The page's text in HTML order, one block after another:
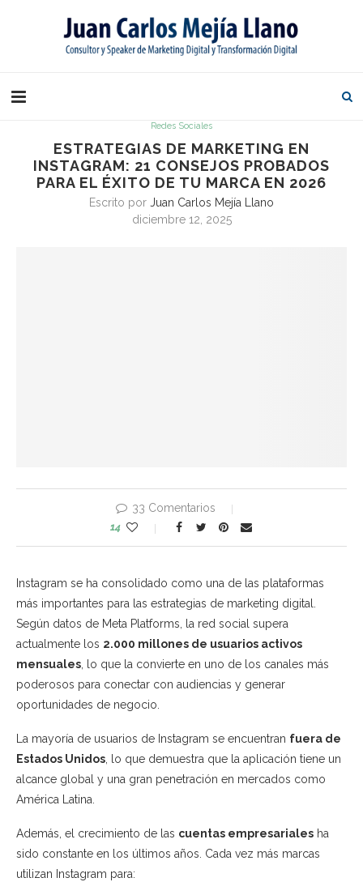
Redes Sociales
ESTRATEGIAS DE MARKETING EN
INSTAGRAM: 21 CONSEJOS PROBADOS
PARA EL ÉXITO DE TU MARCA EN 2026
Escrito por Juan Carlos Mejía Llano
diciembre 12, 2025
33 Comentarios
14
Instagram se ha consolidado como una de las plataformas
más importantes para las estrategias de marketing digital.
Según datos de Meta Platforms , la red social supera
actualmente los 2.000 millones de usuarios activos
mensuales , lo que la convierte en uno de los canales más
poderosos para conectar con audiencias y generar
oportunidades de negocio.
La mayoría de usuarios de Instagram se encuentran fuera de
Estados Unidos , lo que demuestra que la aplicación tiene un
alcance global y una gran penetración en mercados como
América Latina.
Además, el crecimiento de las cuentas empresariales ha
sido constante en los últimos años. Cada vez más marcas
utilizan Instagram para: